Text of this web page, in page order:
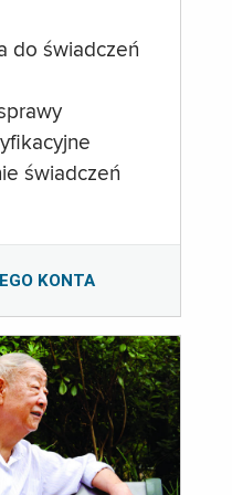
do świadczeń
świadczeń
KONTA